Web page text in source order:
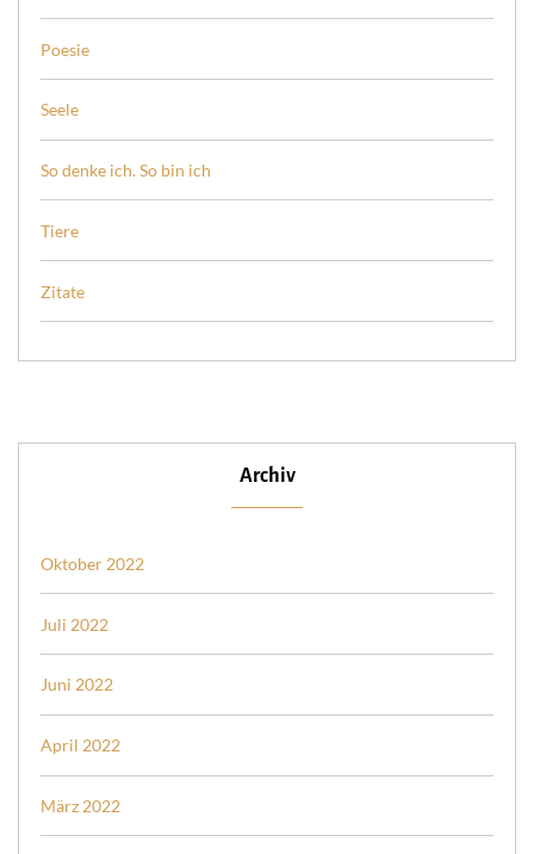
Poesie
Seele
So denke ich. So bin ich
Tiere
Zitate
Archiv
Oktober 2022
Juli 2022
Juni 2022
April 2022
März 2022